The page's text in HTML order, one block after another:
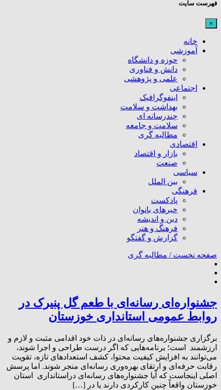
فهرست سایت
×
خانه
آموزشی
حوزه و دانشگاه
دانش و فناوری
علمی و پژوهشی
اجتماعی
اینفوگرافیک
بهداشت و سلامت
چندرسانه ای
سلامت و جامعه
مطالبه گری
اقتصادی
بازار و اقتصاد
صنعت
سیاسی
بین الملل
فرهنگی
پادکست
خبرهای بانوان
دین و اندیشه
فرهنگ و هنر
گزارش و گفتگو
صفحه نخست / مطالبه گری
جشنواره‌ای رسانه‌ای با طعم گل پنیرک در
روابط عمومی استانداری خوزستان
برگزاری جشنواره‌های رسانه‌ای در ذات خود اقدامی مثبت و لازم و
ارزشمند است؛ برنامه‌هایی که اگر درست طراحی و اجرا شوند،
می‌توانند به افزایش کیفیت محتوا، کشف استعدادهای تازه، تقویت
رقابت حرفه‌ای و ارتقای بهره‌وری رسانه‌ای منجر شوند. اما پرسش
اصلی اینجاست که آیا جشنواره‌های رسانه‌ای دراستانداری استان
خوزستان واقعاً چنین کارکردی دارند یا در […]